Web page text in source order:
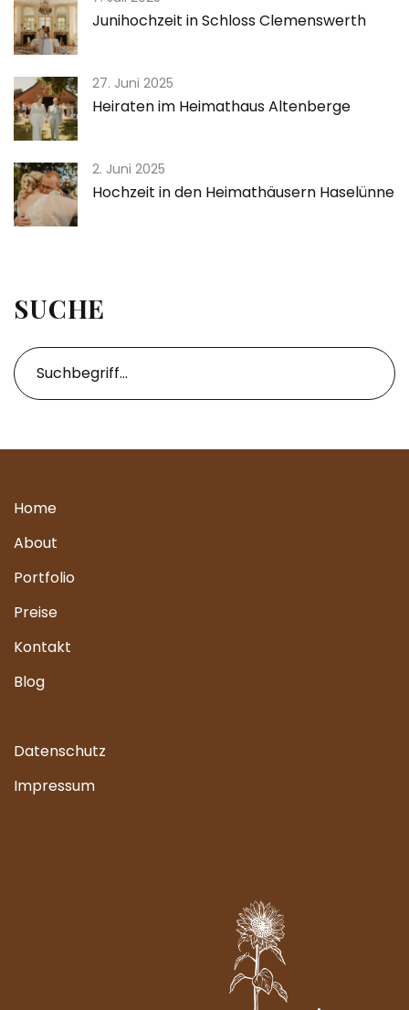
Junihochzeit in Schloss Clemenswerth
27. Juni 2025
Heiraten im Heimathaus Altenberge
2. Juni 2025
Hochzeit in den Heimathäusern Haselünne
SUCHE
Home
About
Portfolio
Preise
Kontakt
Blog
Datenschutz
Impressum